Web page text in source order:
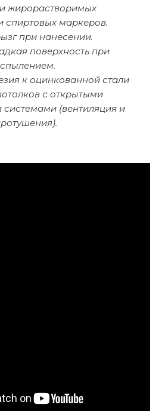
жирорастворимых
спиртовых маркеров.
при нанесении.
поверхность при
к оцинкованной стали
с открытыми
(вентиляция и